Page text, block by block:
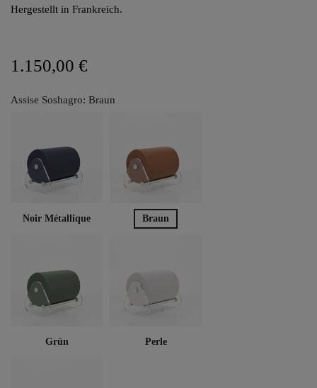
Hergestellt in Frankreich.
1.150,00 €
Assise Soshagro: Braun
Noir Métallique Braun
Grün Perle